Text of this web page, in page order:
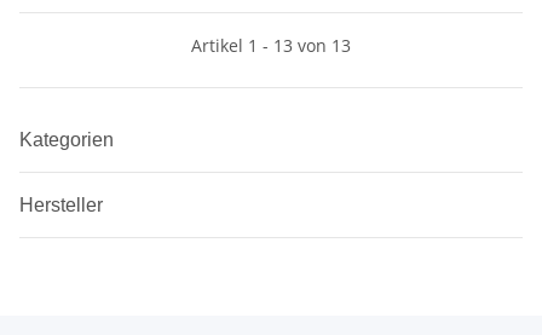
Artikel 1 - 13 von 13
Kategorien
Hersteller